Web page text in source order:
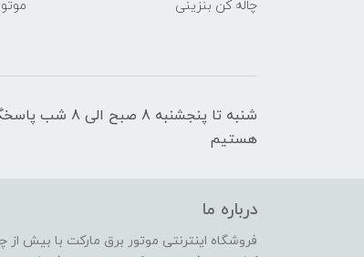
چاله کن بنزینی
شنبه تا پنجشنبه 8 صبح الی 8 شب
هستیم
درباره ما
فروشگاه اینترنتی موتور برق مارکت با بیش